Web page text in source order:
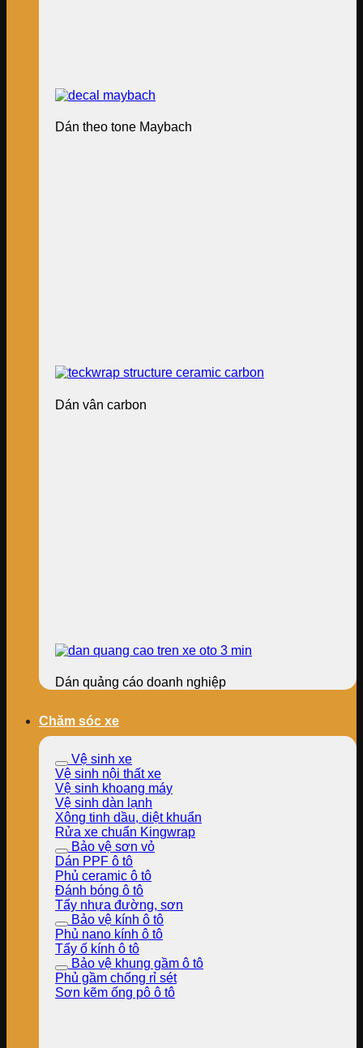
Dán theo tone Maybach
Dán vân carbon
Dán quảng cáo doanh nghiệp
Chăm sóc xe
Vệ sinh xe
Vệ sinh nội thất xe
Vệ sinh khoang máy
Vệ sinh dàn lạnh
Xông tinh dầu, diệt khuẩn
Rửa xe chuẩn Kingwrap
Bảo vệ sơn vỏ
Dán PPF ô tô
Phủ ceramic ô tô
Đánh bóng ô tô
Tẩy nhựa đường, sơn
Bảo vệ kính ô tô
Phủ nano kính ô tô
Tẩy ố kính ô tô
Bảo vệ khung gầm ô tô
Phủ gầm chống rỉ sét
Sơn kẽm ống pô ô tô